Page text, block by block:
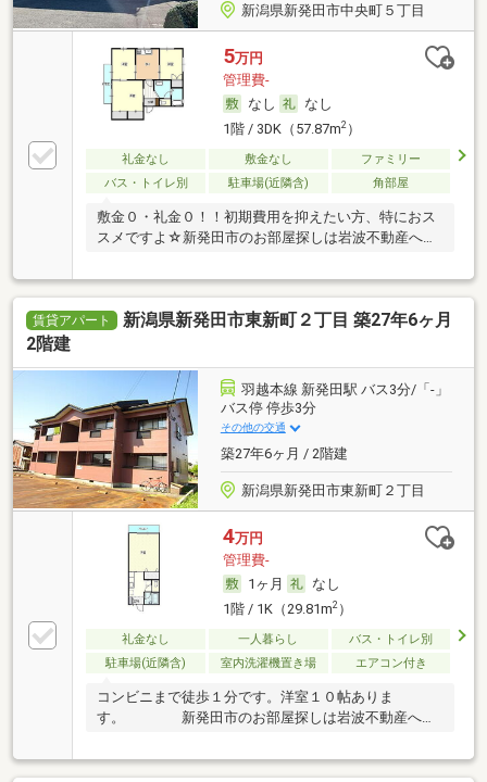
新潟県新発田市中央町５丁目
5万円
管理費-
なし
なし
1階 / 3DK（57.87m2）
礼金なし 敷金なし
ファミリー
バス・トイレ別
駐車場(近隣含) 角部屋
敷金０・礼金０！！初期費用を抑えたい方、特におス
スメですよ☆新発田市のお部屋探しは岩波不動産へ
賃貸アパート
新潟県新発田市東新町２丁目 築27年6ヶ月
2階建
羽越本線 新発田駅 バス3分/「-」
バス停 停歩3分
その他の交通
築27年6ヶ月 / 2階建
新潟県新発田市東新町２丁目
4万円
管理費-
1ヶ月
なし
1階 / 1K（29.81m2）
礼金なし 一人暮らし
バス・トイレ別
駐車場(近隣含)
室内洗濯機置き場 エアコン付き
コンビニまで徒歩１分です。洋室１０帖ありま
す。 新発田市のお部屋探しは岩波不動産へ